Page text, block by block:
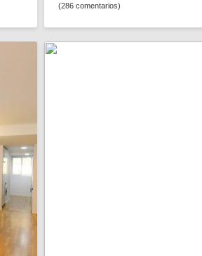
(286 comentarios)